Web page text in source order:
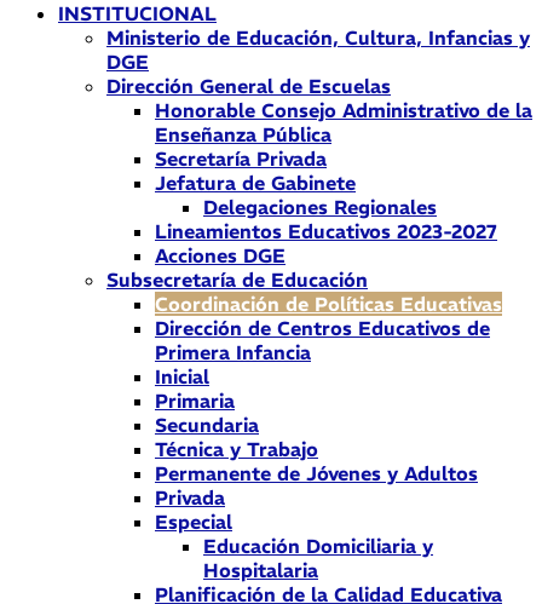
INSTITUCIONAL
Ministerio de Educación, Cultura, Infancias y
DGE
Dirección General de Escuelas
Honorable Consejo Administrativo de la
Enseñanza Pública
Secretaría Privada
Jefatura de Gabinete
Delegaciones Regionales
Lineamientos Educativos 2023-2027
Acciones DGE
Subsecretaría de Educación
Coordinación de Políticas Educativas
Dirección de Centros Educativos de
Primera Infancia
Inicial
Primaria
Secundaria
Técnica y Trabajo
Permanente de Jóvenes y Adultos
Privada
Especial
Educación Domiciliaria y
Hospitalaria
Planificación de la Calidad Educativa